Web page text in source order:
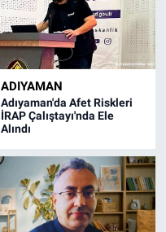
ADIYAMAN
Adıyaman'da Afet Riskleri
İRAP Çalıştayı'nda Ele
Alındı